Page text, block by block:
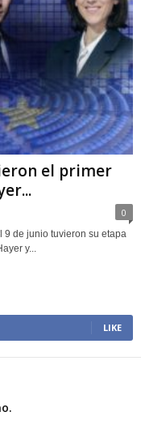
el primer
0
9 de junio tuvieron su etapa
y...
LIKE